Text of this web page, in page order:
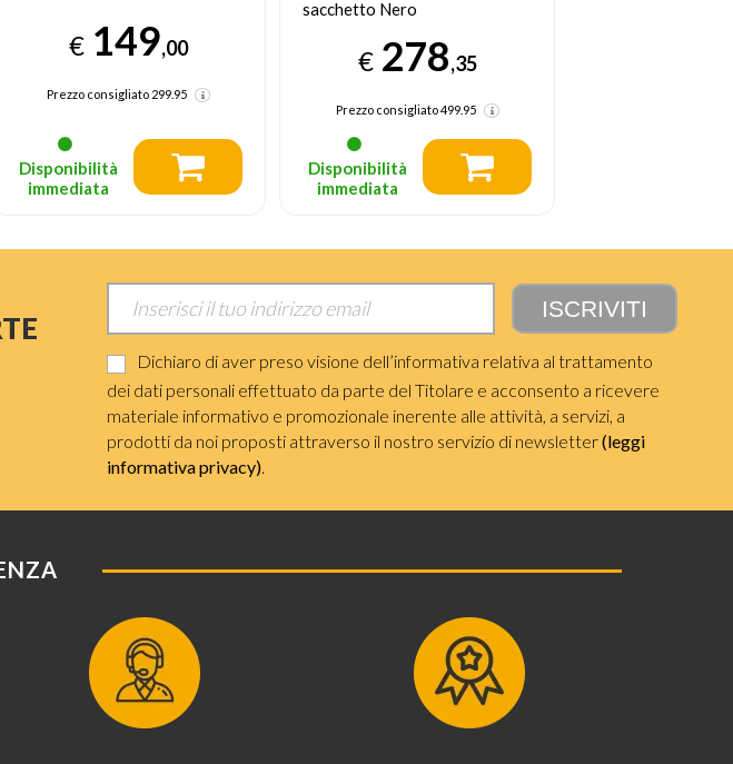
€ 278,35
Disponibilità
immediata
aspirapolvere Mop a rullo
€ 29,95
Disponibilità
immediata
Dichiaro di aver preso visione dell’informativa relativa al trattamento
dei dati personali effettuato da parte del Titolare e acconsento a ricevere
materiale informativo e promozionale inerente alle attività, a servizi, a
prodotti da noi proposti attraverso il nostro servizio di newsletter(leggi
informativa privacy).